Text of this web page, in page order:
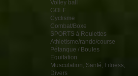
Volley ball
GOLF
Cyclisme
Combat/Boxe
SPORTS à Roulettes
Athletisme/rando/course
Pétanque / Boules
Equitation
Musculation, Santé, Fitness,
Divers